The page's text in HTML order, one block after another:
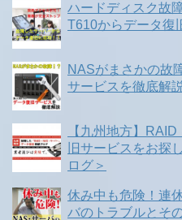
ハードディスク故
T610からデータ復
NASがまさかの故
サービスを徹底解説
【九州地方】
旧サービスをお探
ログ＞
休み中も危険！連
バのトラブルとそ